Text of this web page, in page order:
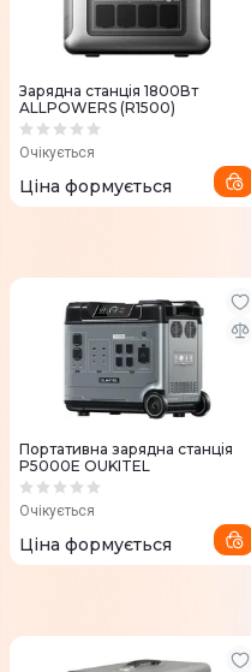
Зарядна станція 1800Вт
ALLPOWERS (R1500)
Очікується
Ціна формується
Портативна зарядна станція
P5000E OUKITEL
Очікується
Ціна формується